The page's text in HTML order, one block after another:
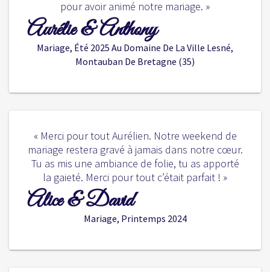
pour avoir animé notre mariage. »
Aurélie & Anthony
Mariage, Été 2025 Au Domaine De La Ville Lesné,
Montauban De Bretagne (35)
« Merci pour tout Aurélien. Notre weekend de
mariage restera gravé à jamais dans notre cœur.
Tu as mis une ambiance de folie, tu as apporté
la gaieté. Merci pour tout c’était parfait ! »
Alice & David
Mariage, Printemps 2024